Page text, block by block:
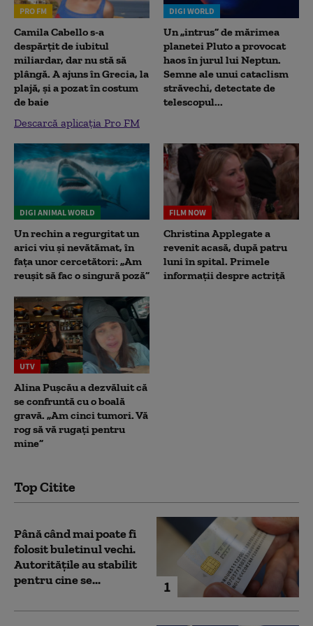
PRO FM
Camila Cabello s-a
despărțit de iubitul
miliardar, dar nu stă să
plângă. A ajuns în Grecia, la
plajă, și a pozat în costum
de baie
Descarcă aplicația Pro FM
DIGI WORLD
Un „intrus” de mărimea
planetei Pluto a provocat
haos în jurul lui Neptun.
Semne ale unui cataclism
străvechi, detectate de
telescopul...
DIGI ANIMAL WORLD
Un rechin a regurgitat un
arici viu și nevătămat, în
fața unor cercetători: „Am
reușit să fac o singură poză”
FILM NOW
Christina Applegate a
revenit acasă, după patru
luni în spital. Primele
informații despre actriță
UTV
Alina Pușcău a dezvăluit că
se confruntă cu o boală
gravă. „Am cinci tumori. Vă
rog să vă rugați pentru
mine”
Top Citite
1
Până când mai poate fi
folosit buletinul vechi.
Autoritățile au stabilit
pentru cine se...